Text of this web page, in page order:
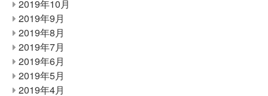
2019年10月
2019年9月
2019年8月
2019年7月
2019年6月
2019年5月
2019年4月